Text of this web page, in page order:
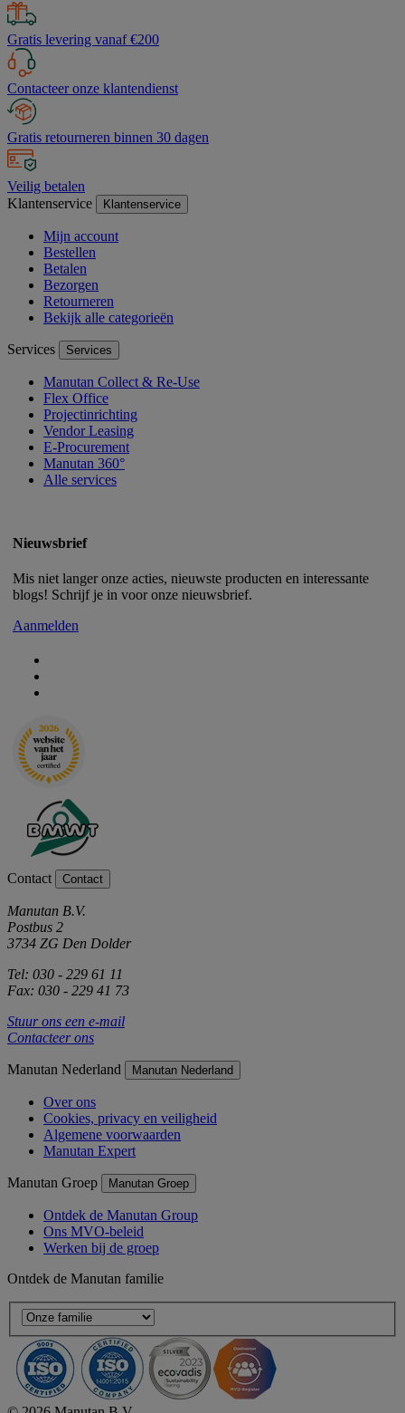
Gratis levering vanaf €200
Contacteer onze klantendienst
Gratis retourneren binnen 30 dagen
Veilig betalen
Klantenservice
Klantenservice
Mijn account
Bestellen
Betalen
Bezorgen
Retourneren
Bekijk alle categorieën
Services Services
Manutan Collect & Re-Use
Flex Office
Projectinrichting
Vendor Leasing
E-Procurement
Manutan 360°
Alle services
Nieuwsbrief
Mis niet langer onze acties, nieuwste producten en interessante
blogs! Schrijf je in voor onze nieuwsbrief.
Aanmelden
Contact Contact
Manutan B.V.
Postbus 2
3734 ZG Den Dolder
Tel: 030 - 229 61 11
Fax: 030 - 229 41 73
Stuur ons een e-mail
Contacteer ons
Manutan Nederland Manutan Nederland
Over ons
Cookies, privacy en veiligheid
Algemene voorwaarden
Manutan Expert
Manutan Groep Manutan Groep
Ontdek de Manutan Group
Ons MVO-beleid
Werken bij de groep
Ontdek de Manutan familie